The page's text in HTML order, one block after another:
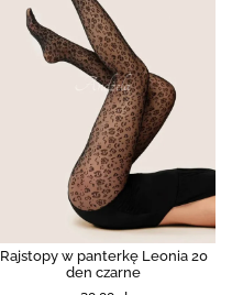
Rajstopy w panterkę Leonia 20
den czarne